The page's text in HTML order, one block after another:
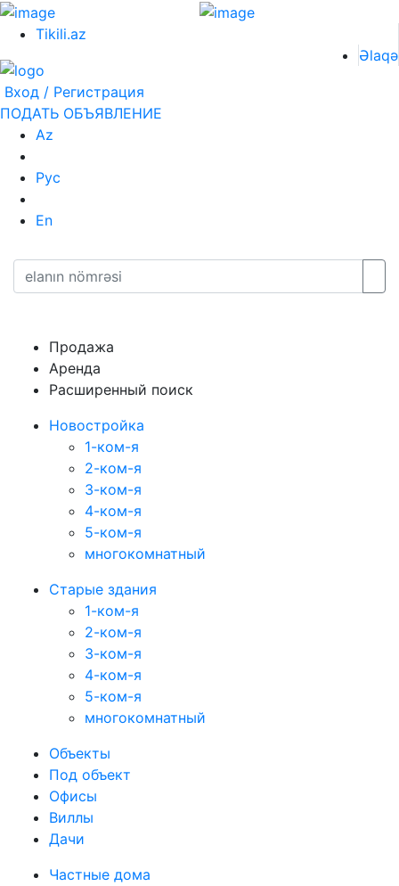
Tikili.az
Əlaqə
Вход / Регистрация
ПОДАТЬ ОБЪЯВЛЕНИЕ
Az
Рус
En
Продажа
Аренда
Расширенный поиск
Новостройка
1-ком-я
2-ком-я
3-ком-я
4-ком-я
5-ком-я
многокомнатный
Старые здания
1-ком-я
2-ком-я
3-ком-я
4-ком-я
5-ком-я
многокомнатный
Объекты
Под объект
Офисы
Виллы
Дачи
Частные дома